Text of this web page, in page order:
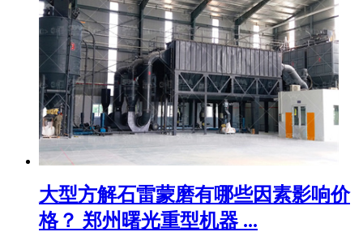
大型方解石雷蒙磨有哪些因素影响价
格？ 郑州曙光重型机器 ...